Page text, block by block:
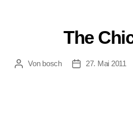
The
Beitragsautor
Von bosch 27. Mai 2011